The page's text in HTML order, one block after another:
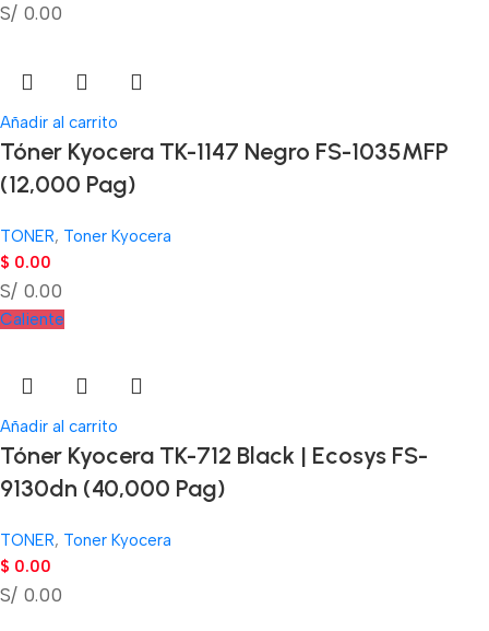
S/ 0.00
Añadir al carrito
Tóner Kyocera TK-1147 Negro FS-1035MFP
(12,000 Pag)
TONER, Toner Kyocera
$ 0.00
S/ 0.00
Caliente
Añadir al carrito
Tóner Kyocera TK-712 Black | Ecosys FS-
9130dn (40,000 Pag)
TONER, Toner Kyocera
$ 0.00
S/ 0.00